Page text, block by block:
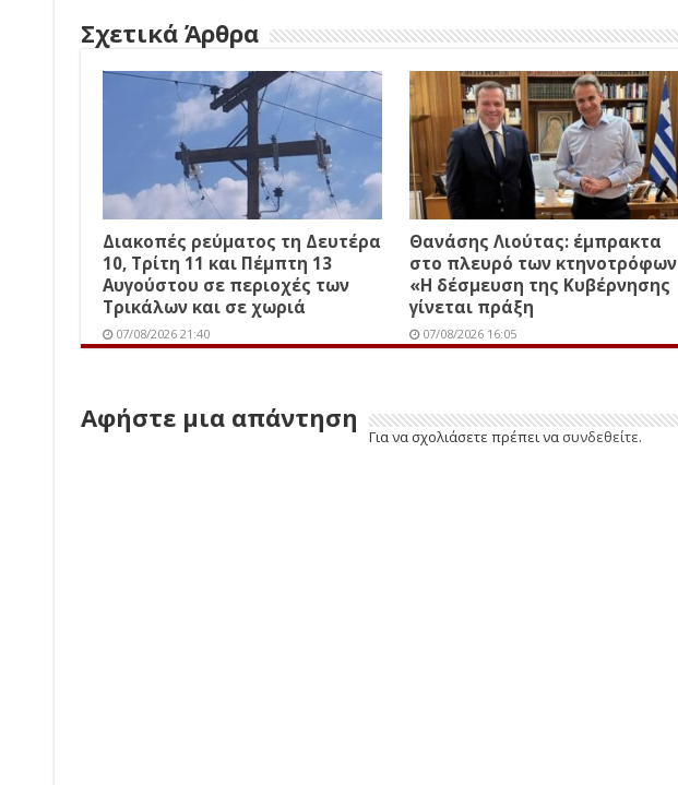
Σχετικά Άρθρα
Διακοπές ρεύματος τη Δευτέρα
10, Τρίτη 11 και Πέμπτη 13
Αυγούστου σε περιοχές των
Τρικάλων και σε χωριά
07/08/2026 21:40
Θανάσης Λιούτας: έμπρακτα
στο πλευρό των κτηνοτρόφων
«Η δέσμευση της Κυβέρνησης
γίνεται πράξη
07/08/2026 16:05
Αφήστε μια απάντηση
Για να σχολιάσετε πρέπει να συνδεθείτε.